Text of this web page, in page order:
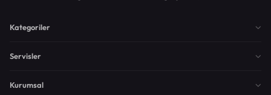
Kategoriler
Servisler
Kurumsal